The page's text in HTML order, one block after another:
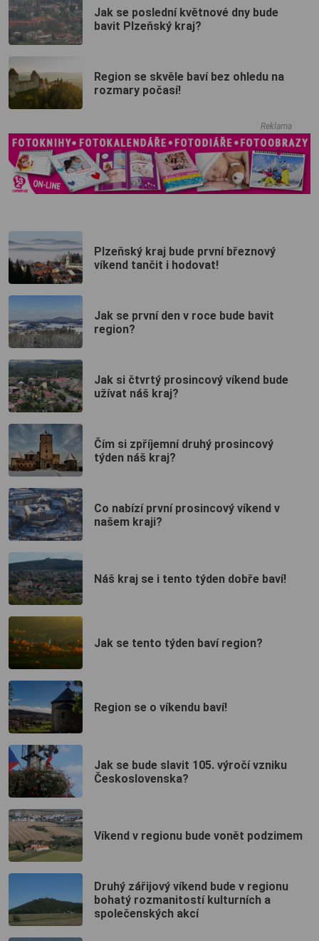
Jak se poslední květnové dny bude
bavit Plzeňský kraj?
Region se skvěle baví bez ohledu na
rozmary počasí!
Reklama
Plzeňský kraj bude první březnový
víkend tančit i hodovat!
Jak se první den v roce bude bavit
region?
Jak si čtvrtý prosincový víkend bude
užívat náš kraj?
Čím si zpříjemní druhý prosincový
týden náš kraj?
Co nabízí první prosincový víkend v
našem kraji?
Náš kraj se i tento týden dobře baví!
Jak se tento týden baví region?
Region se o víkendu baví!
Jak se bude slavit 105. výročí vzniku
Československa?
Víkend v regionu bude vonět podzimem
Druhý zářijový víkend bude v regionu
bohatý rozmanitostí kulturních a
společenských akcí